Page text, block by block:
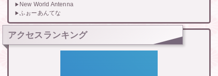
New World Antenna
ふぉーあんてな
アクセスランキング